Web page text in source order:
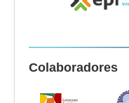
Colaboradores